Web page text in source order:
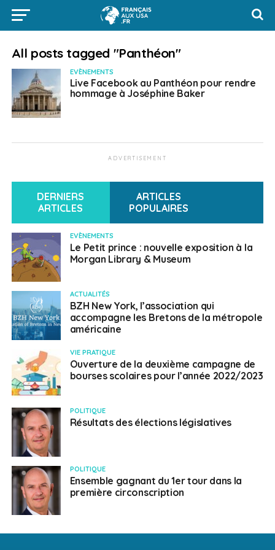
All posts tagged "Panthéon"
EVÈNEMENTS
Live Facebook au Panthéon pour rendre
hommage à Joséphine Baker
ADVERTISEMENT
DERNIERS
ARTICLES
ARTICLES
POPULAIRES
EVÈNEMENTS
Le Petit prince : nouvelle exposition à la
Morgan Library & Museum
ACTUALITÉS
BZH New York, l’association qui
accompagne les Bretons de la métropole
américaine
VIE PRATIQUE
Ouverture de la deuxième campagne de
bourses scolaires pour l’année 2022/2023
POLITIQUE
Résultats des élections législatives
POLITIQUE
Ensemble gagnant du 1er tour dans la
première circonscription